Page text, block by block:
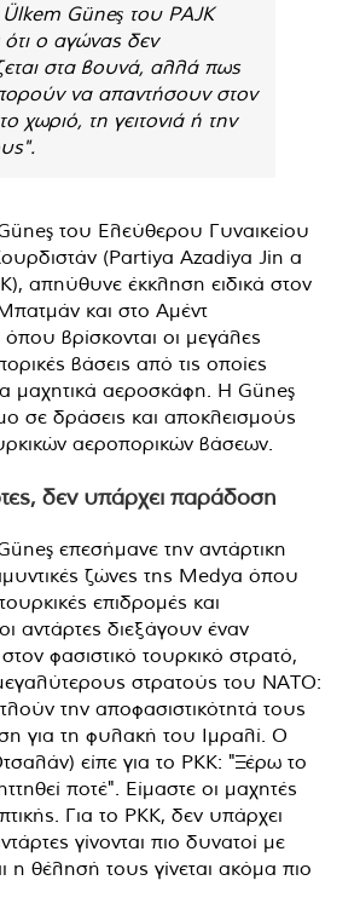
Güneş του PAJK
ο αγώνας δεν
στα βουνά, αλλά πως
να απαντήσουν στον
χωριό, τη γειτονιά ή την
του Ελεύθερου Γυναικείου
(Partiya Azadiya Jin a
απηύθυνε έκκληση ειδικά στον
και στο Αμέντ
όπου βρίσκονται οι μεγάλες
βάσεις από τις οποίες
μαχητικά αεροσκάφη. Η Güneş
σε δράσεις και αποκλεισμούς
αεροπορικών βάσεων.
δεν υπάρχει παράδοση
επεσήμανε την αντάρτικη
ζώνες της Medya όπου
επιδρομές και
αντάρτες διεξάγουν έναν
φασιστικό τουρκικό στρατό,
στρατούς του ΝΑΤΟ:
την αποφασιστικότητά τους
για τη φυλακή του Ιμραλί. Ο
είπε για το PKK: "Ξέρω το
ποτέ". Είμαστε οι μαχητές
Για το PKK, δεν υπάρχει
γίνονται πιο δυνατοί με
η θέλησή τους γίνεται ακόμα πιο